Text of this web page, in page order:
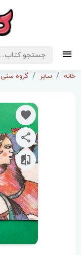
خانه سایر گروه سنی